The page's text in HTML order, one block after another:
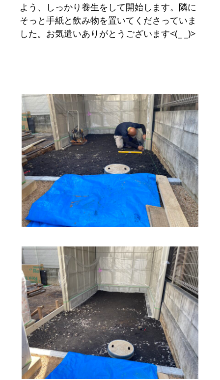
よう、しっかり養生をして開始します。隣に
そっと手紙と飲み物を置いてくださっていま
した。お気遣いありがとうございます<(_ _)>